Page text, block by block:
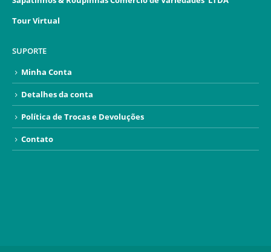
Tour Virtual
SUPORTE
Minha Conta
Detalhes da conta
Política de Trocas e Devoluções
Contato